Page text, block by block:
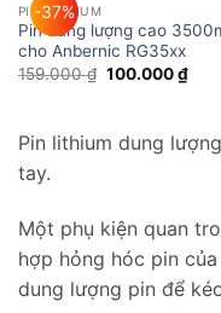
-37%
PIN LITHIUM
Pin dung lượng cao
cho Anbernic RG35xx
159.000₫ Giá
100.000₫Giá
hiện
Pin lithium dung
tay.
Một phụ kiện quan
hợp hỏng hóc pin
dung lượng pin để